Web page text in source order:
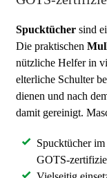
Spucktücher sind
Die praktischen
nützliche Helfer in
elterliche Schulter
dienen und nach
damit gereinigt.
Spucktücher
GOTS-